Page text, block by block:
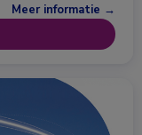
Meer informatie →